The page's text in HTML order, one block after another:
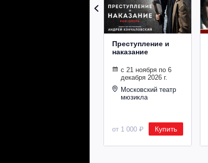
Преступление и
наказание
с 21 ноября по 6
декабря 2026 г.
Московский театр
мюзикла
от 1 000 ₽ Купить